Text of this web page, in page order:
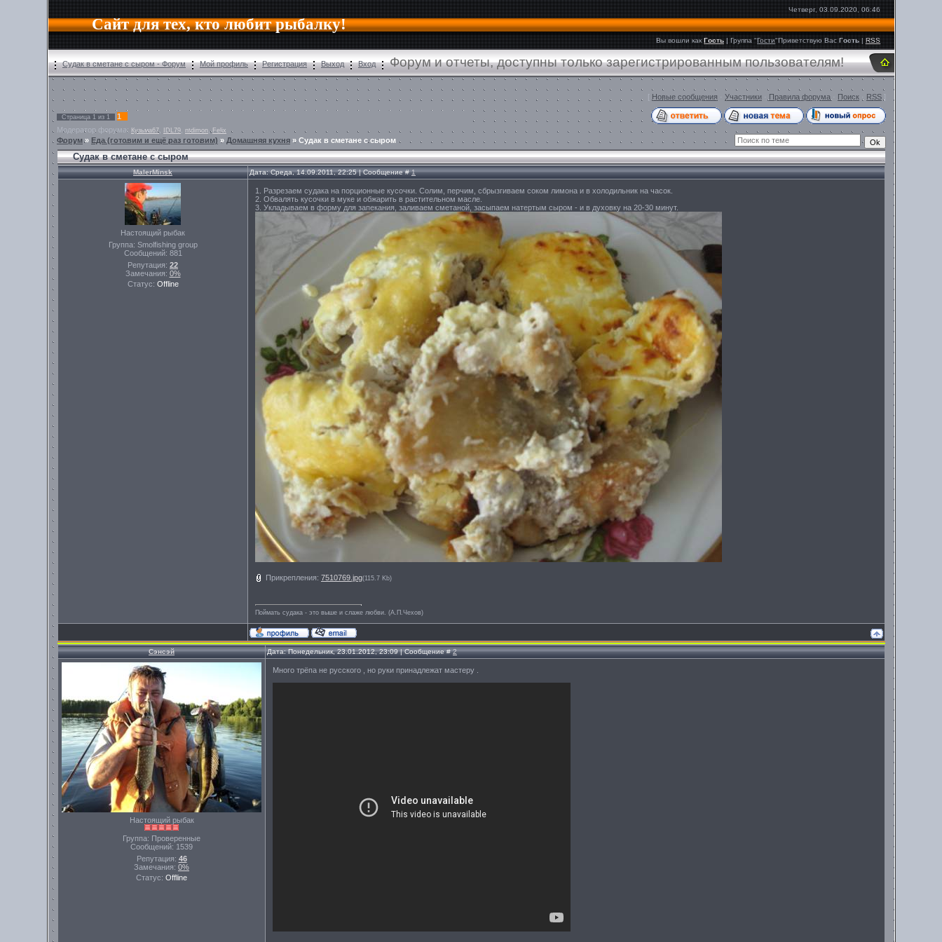
Сайт для тех, кто любит рыбалку!
Четверг, 03.09.2020, 06:46
Вы вошли как Гость|Группа"Гости"Приветствую Вас Гость |RSS
Судак в сметане с сыром - Форум Мой профиль Регистрация Выход Вход Форум и отчеты, доступны только зарегистрированным пользователям!
[ Новые сообщения Участники Правила форума Поиск RSS ]
Страница 1 из 1
1
Модератор форума: Кузьма67 IDL79 ntdimon , Felix
Форум» Еда (готовим и ещё раз готовим) » Домашняя кухня » Судак в сметане с сыром
Судак в сметане с сыром
MalerMinsk Дата: Среда, 14.09.2011, 22:25 | Сообщение #1
Настоящий рыбак
Группа: Smolfishing group
Сообщений: 881
Репутация: 22
Замечания: 0%
Статус: Offline
1. Разрезаем судака на порционные кусочки. Солим, перчим, сбрызгиваем соком лимона и в холодильник на часок.
2. Обвалять кусочки в муке и обжарить в растительном масле.
3. Укладываем в форму для запекания, заливаем сметаной, засыпаем натертым сыром - и в духовку на 20-30 минут.
Прикрепления: 7510769.jpg(115.7 Kb)
Поймать судака - это выше и слаже любви. (А.П.Чехов)
Сэнсэй Дата: Понедельник, 23.01.2012, 23:09 | Сообщение #2
Настоящий рыбак
Группа: Проверенные
Сообщений: 1539
Репутация: 46
Замечания: 0%
Статус: Offline
Много трёпа не русского , но руки принадлежат мастеру .